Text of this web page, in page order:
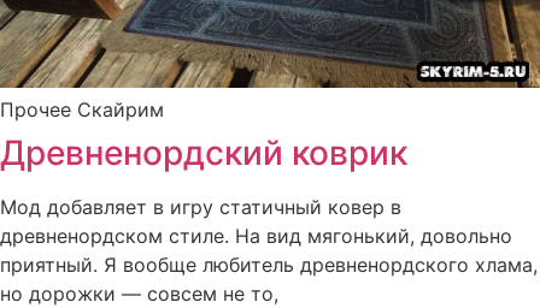
Прочее Скайрим
Древненордский коврик
Мод добавляет в игру статичный ковер в
древненордском стиле. На вид мягонький, довольно
приятный. Я вообще любитель древненордского хлама,
но дорожки — совсем не то,